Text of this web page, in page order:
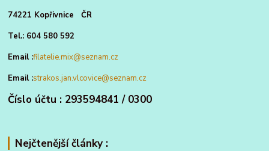
74221 Kopřivnice ČR
Tel.: 604 580 592
Email :filatelie.mix@seznam.cz
Email :strakos.jan.vlcovice@seznam.cz
Číslo účtu : 293594841 / 0300
Nejčtenější články :